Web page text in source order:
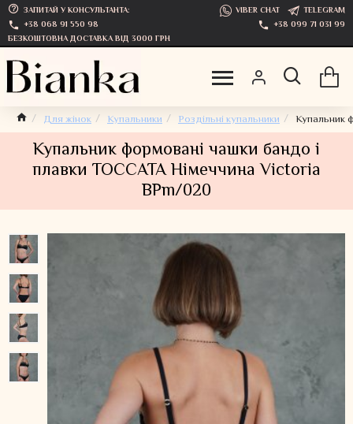
ЗАПИТАЙ У КОНСУЛЬТАНТА: VIBER CHAT
TELEGRAM
+38 068 91 550 98
+38 099 71 031 99
БЕЗКОШТОВНА ДОСТАВКА ВІД 3000 ГРН
Для жінок Купальники Роздільні купальники Купальник
Купальник формовані чашки бандо і
плавки TOCCATA Німеччина Victoria
BPm/020